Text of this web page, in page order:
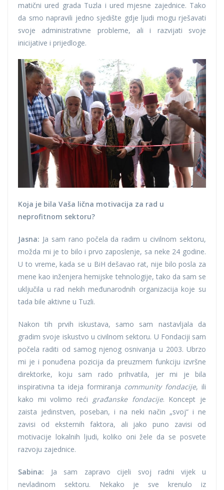
matični ured grada Tuzla i ured mjesne zajednice. Tako
da smo napravili jedno sjedište gdje ljudi mogu rješavati
svoje administrativne probleme, ali i razvijati svoje
inicijative i prijedloge.
Koja je bila Vaša lična motivacija za rad u
neprofitnom sektoru?
Jasna: Ja sam rano počela da radim u civilnom sektoru,
možda mi je to bilo i prvo zaposlenje, sa neke 24 godine.
U to vreme, kada se u BiH dešavao rat, nije bilo posla za
mene kao inženjera hemijske tehnologije, tako da sam se
uključila u rad nekih međunarodnih organizacija koje su
tada bile aktivne u Tuzli.
Nakon tih prvih iskustava, samo sam nastavljala da
gradim svoje iskustvo u civilnom sektoru. U Fondaciji sam
počela raditi od samog njenog osnivanja u 2003. Ubrzo
mi je i ponuđena pozicija da preuzmem funkciju izvršne
direktorke, koju sam rado prihvatila, jer mi je bila
inspirativna ta ideja formiranja community fondacije, ili
kako mi volimo reći građanske fondacije. Koncept je
zaista jedinstven, poseban, i na neki način „svoj“ i ne
zavisi od eksternih faktora, ali jako puno zavisi od
motivacije lokalnih ljudi, koliko oni žele da se posvete
razvoju zajednice.
Sabina: Ja sam zapravo cijeli svoj radni vijek u
nevladinom sektoru. Nekako je sve krenulo iz